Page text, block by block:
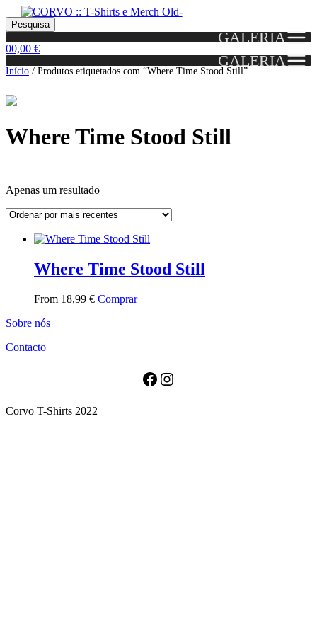
Skip
to
navigation
Skip
to
content
Pesquisar
por:
Pesquisa
GALERIA
00,00 €
GALERIA
Início / Produtos etiquetados com “Where Time Stood Still”
Where Time Stood Still
Apenas um resultado
View
View
Where Time Stood Still
From 18,99 € ComprarThis
options
may
Sobre nós
Contacto
Facebook
Instagram
Corvo T-Shirts 2022
Portes grátis em encomendas a partir dos 60€!
(Portugal)